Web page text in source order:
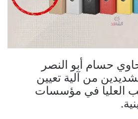
حسام أبو النصر
من آلية تعيين
العليا في مؤسسات